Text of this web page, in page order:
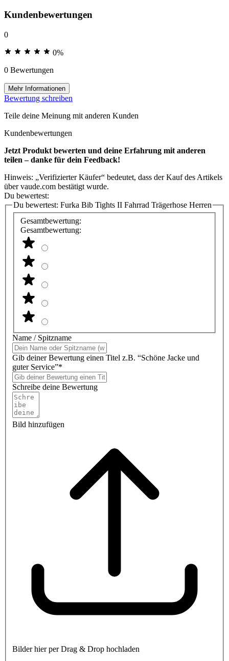
Kundenbewertungen
0
0%
0 Bewertungen
Mehr Informationen
Bewertung schreiben
Teile deine Meinung mit anderen Kunden
Kundenbewertungen
Jetzt Produkt bewerten und deine Erfahrung mit anderen
teilen – danke für dein Feedback!
Hinweis: „Verifizierter Käufer“ bedeutet, dass der Kauf des Artikels
über vaude.com bestätigt wurde.
Du bewertest:
Du bewertest: Furka Bib Tights II Fahrrad Trägerhose Herren
Gesamtbewertung:
Gesamtbewertung:
Name / Spitzname
Gib deiner Bewertung einen Titel z.B. “Schöne Jacke und
guter Service”*
Schreibe deine Bewertung
Bild hinzufügen
Bilder hier per Drag & Drop hochladen